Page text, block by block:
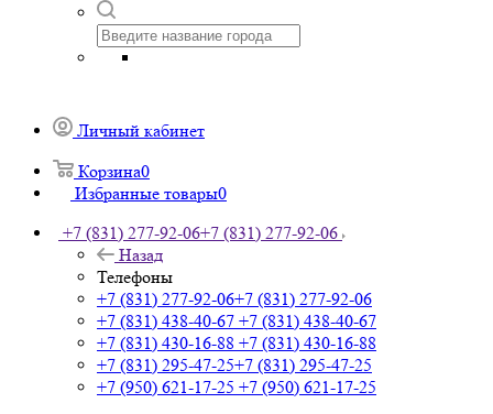
Личный кабинет
Корзина0
Избранные товары0
+7 (831) 277-92-06+7 (831) 277-92-06
Назад
Телефоны
+7 (831) 277-92-06+7 (831) 277-92-06
+7 (831) 438-40-67 +7 (831) 438-40-67
+7 (831) 430-16-88 +7 (831) 430-16-88
+7 (831) 295-47-25+7 (831) 295-47-25
+7 (950) 621-17-25 +7 (950) 621-17-25